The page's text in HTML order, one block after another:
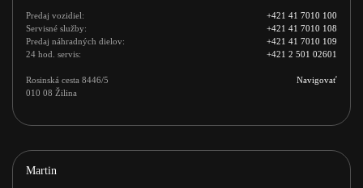
Predaj vozidiel:
+421 41 7010 100
Servisné služby:
+421 41 7010 108
Predaj náhradných dielov:
+421 41 7010 109
24 hod. servis:
+421 2 501 02601
Rosinská cesta 8446/5
010 08 Žilina
Navigovať
Martin